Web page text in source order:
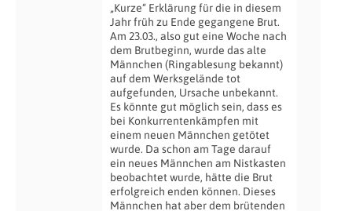
„Kurze“ Erklärung für die in diesem
Jahr früh zu Ende gegangene Brut.
Am 23.03., also gut eine Woche nach
dem Brutbeginn, wurde das alte
Männchen (Ringablesung bekannt)
auf dem Werksgelände tot
aufgefunden, Ursache unbekannt.
Es könnte gut möglich sein, dass es
bei Konkurrentenkämpfen mit
einem neuen Männchen getötet
wurde. Da schon am Tage darauf
ein neues Männchen am Nistkasten
beobachtet wurde, hätte die Brut
erfolgreich enden können. Dieses
Männchen hat aber dem brütenden